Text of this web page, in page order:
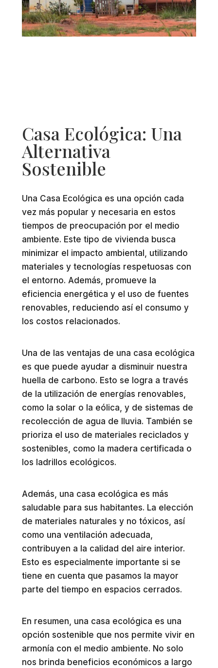
Casa Ecológica: Una
Alternativa
Sostenible
Una Casa Ecológica es una opción cada
vez más popular y necesaria en estos
tiempos de preocupación por el medio
ambiente. Este tipo de vivienda busca
minimizar el impacto ambiental, utilizando
materiales y tecnologías respetuosas con
el entorno. Además, promueve la
eficiencia energética y el uso de fuentes
renovables, reduciendo así el consumo y
los costos relacionados.
Una de las ventajas de una casa ecológica
es que puede ayudar a disminuir nuestra
huella de carbono. Esto se logra a través
de la utilización de energías renovables,
como la solar o la eólica, y de sistemas de
recolección de agua de lluvia. También se
prioriza el uso de materiales reciclados y
sostenibles, como la madera certificada o
los ladrillos ecológicos.
Además, una casa ecológica es más
saludable para sus habitantes. La elección
de materiales naturales y no tóxicos, así
como una ventilación adecuada,
contribuyen a la calidad del aire interior.
Esto es especialmente importante si se
tiene en cuenta que pasamos la mayor
parte del tiempo en espacios cerrados.
En resumen, una casa ecológica es una
opción sostenible que nos permite vivir en
armonía con el medio ambiente. No solo
nos brinda beneficios económicos a largo